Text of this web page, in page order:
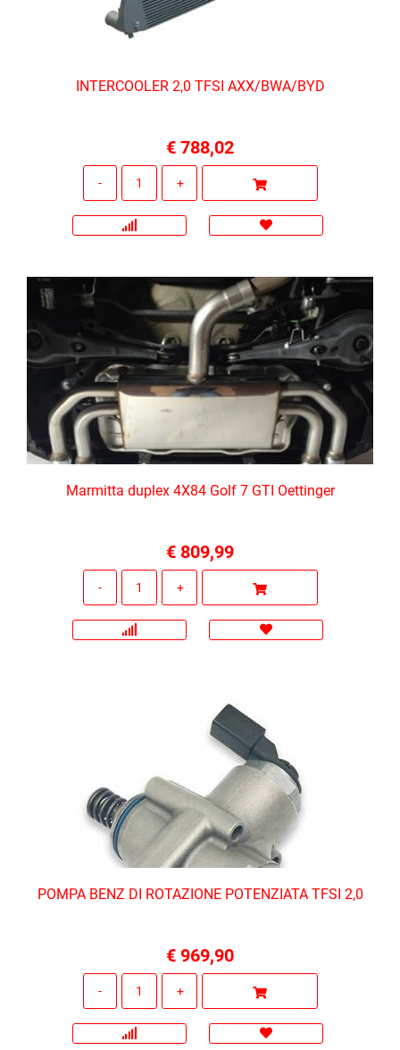
INTERCOOLER 2,0 TFSI AXX/BWA/BYD
€ 788,02
Marmitta duplex 4X84 Golf 7 GTI Oettinger
€ 809,99
POMPA BENZ DI ROTAZIONE POTENZIATA TFSI 2,0
€ 969,90